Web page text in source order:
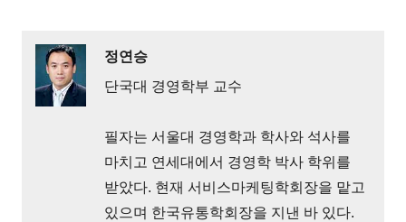
정연승
단국대 경영학부 교수
필자는 서울대 경영학과 학사와 석사를
마치고 연세대에서 경영학 박사 학위를
받았다. 현재 서비스마케팅학회장을 맡고
있으며 한국유통학회장을 지낸 바 있다.